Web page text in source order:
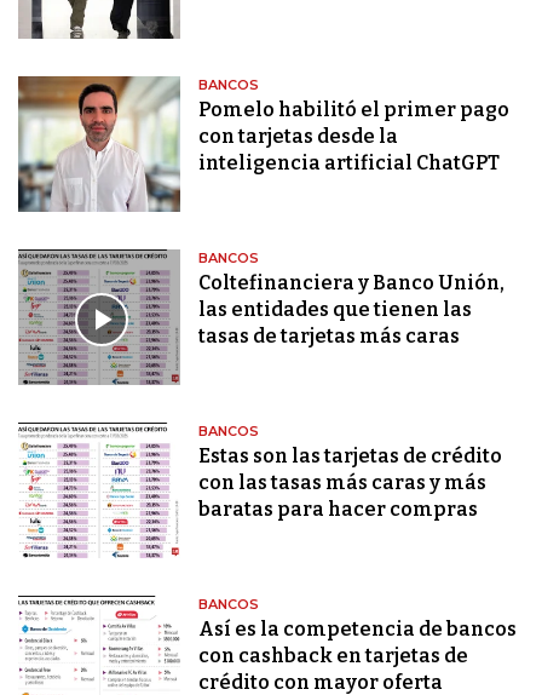
BANCOS
Pomelo habilitó el primer pago
con tarjetas desde la
inteligencia artificial ChatGPT
BANCOS
Coltefinanciera y Banco Unión,
las entidades que tienen las
tasas de tarjetas más caras
BANCOS
Estas son las tarjetas de crédito
con las tasas más caras y más
baratas para hacer compras
BANCOS
Así es la competencia de bancos
con cashback en tarjetas de
crédito con mayor oferta